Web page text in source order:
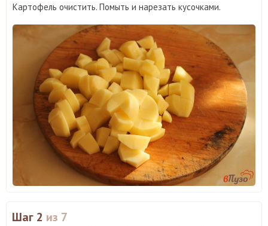
Картофель очистить. Помыть и нарезать кусочками.
Шаг 2 из 7